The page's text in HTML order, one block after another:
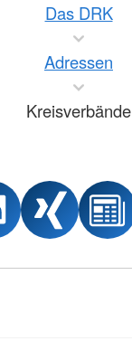
Das DRK
Adressen
Kreisverbände